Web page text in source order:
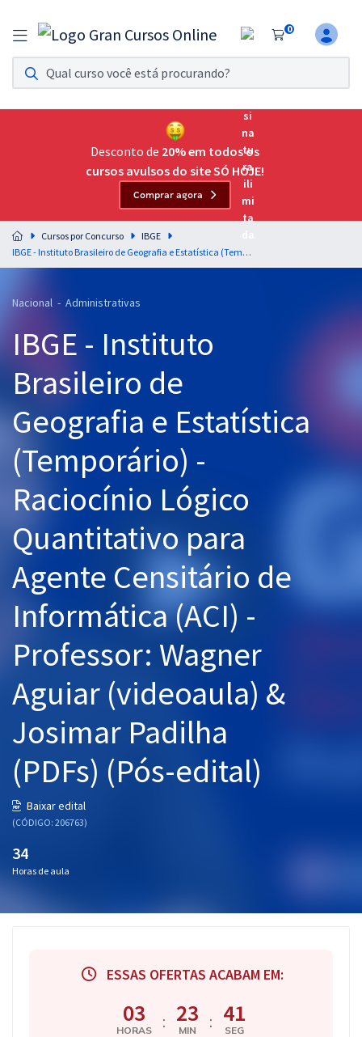
0
Assinatura Ilimitada 11
Acesso a todos os cursos. Teste grátis por 7 dias!
Assinatura OAB Até Passar
Acesso ilimitado a toda preparação para o Exame da
Residências Multiprofissionais
Preparação completa e intensiva para as principais
residências em saúde do Brasil
Cursos 20% OFF
Pós
Graduação
OAB
Mentorias
Questões grátis
Blog
Aprovados
Desconto de 20% em todos os
cursos avulsos do site SÓ HOJE!
Comprar agora
Cursos por Concurso
IBGE
IBGE - Instituto Brasileiro de Geografia e Estatística (Temporário) - Raciocínio Lógico Quantitativo para Agente Censitário de Informática (ACI) - Professor: Wagner Aguiar (videoaula) & Josimar Padilha (PDFs) (Pós-edital)
Nacional - Administrativas
IBGE - Instituto
Brasileiro de
Geografia e Estatística
(Temporário) -
Raciocínio Lógico
Quantitativo para
Agente Censitário de
Informática (ACI) -
Professor: Wagner
Aguiar (videoaula) &
Josimar Padilha
(PDFs) (Pós-edital)
Baixar edital
(CÓDIGO: 206763)
34
Horas de aula
ESSAS OFERTAS ACABAM EM:
03
HORAS : 23
MIN : 40
SEG